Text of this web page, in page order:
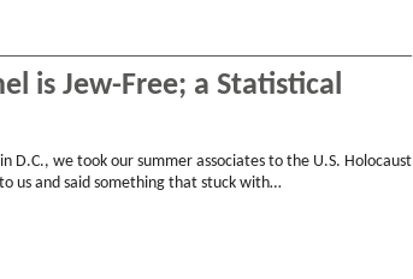
is Jew-Free; a Statistical
D.C., we took our summer associates to the U.S. Holocaust
us and said something that stuck with…